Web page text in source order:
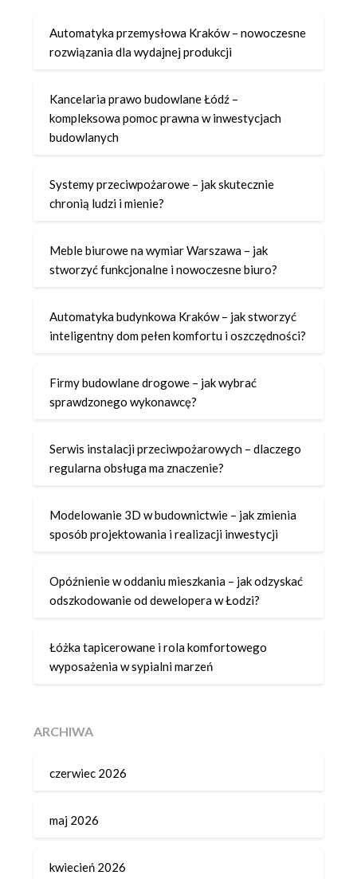
Automatyka przemysłowa Kraków – nowoczesne
rozwiązania dla wydajnej produkcji
Kancelaria prawo budowlane Łódź –
kompleksowa pomoc prawna w inwestycjach
budowlanych
Systemy przeciwpożarowe – jak skutecznie
chronią ludzi i mienie?
Meble biurowe na wymiar Warszawa – jak
stworzyć funkcjonalne i nowoczesne biuro?
Automatyka budynkowa Kraków – jak stworzyć
inteligentny dom pełen komfortu i oszczędności?
Firmy budowlane drogowe – jak wybrać
sprawdzonego wykonawcę?
Serwis instalacji przeciwpożarowych – dlaczego
regularna obsługa ma znaczenie?
Modelowanie 3D w budownictwie – jak zmienia
sposób projektowania i realizacji inwestycji
Opóźnienie w oddaniu mieszkania – jak odzyskać
odszkodowanie od dewelopera w Łodzi?
Łóżka tapicerowane i rola komfortowego
wyposażenia w sypialni marzeń
ARCHIWA
czerwiec 2026
maj 2026
kwiecień 2026